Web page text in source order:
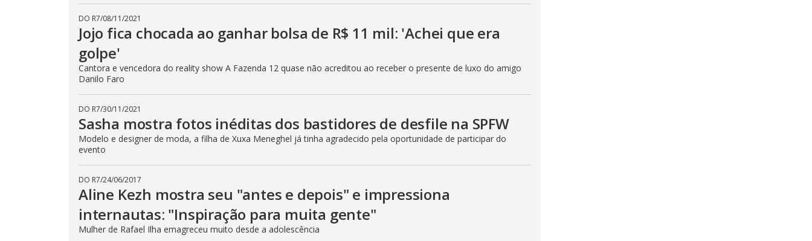
DO R7/08/11/2021
Jojo fica chocada ao ganhar bolsa de R$ 11 mil: 'Achei que era
golpe'
Cantora e vencedora do reality show A Fazenda 12 quase não acreditou ao receber o presente de luxo do amigo
Danilo Faro
DO R7/30/11/2021
Sasha mostra fotos inéditas dos bastidores de desfile na SPFW
Modelo e designer de moda, a filha de Xuxa Meneghel já tinha agradecido pela oportunidade de participar do
evento
DO R7/24/06/2017
Aline Kezh mostra seu "antes e depois" e impressiona
internautas: "Inspiração para muita gente"
Mulher de Rafael Ilha emagreceu muito desde a adolescência